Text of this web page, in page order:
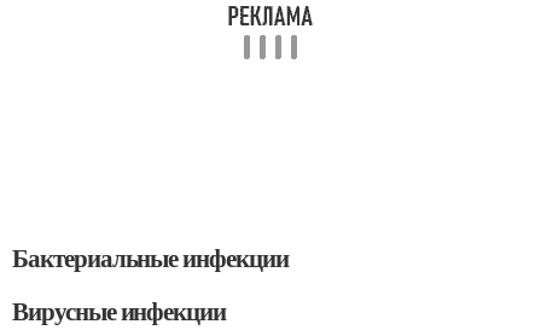
Бактериальные инфекции
Вирусные инфекции